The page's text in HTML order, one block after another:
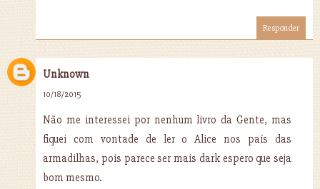
Responder
Unknown
10/18/2015
Não me interessei por nenhum livro da Gente, mas
fiquei com vontade de ler o Alice nos país das
armadilhas, pois parece ser mais dark espero que seja
bom mesmo.